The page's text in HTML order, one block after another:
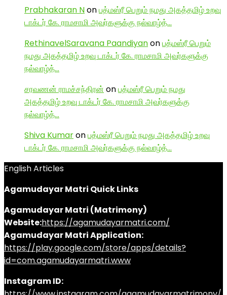
Prabhakaran Nonபத்மஸ்ரீ பெறும் நமது அகத்தமிழ் உறவு
டாக்டர் கே. ராமசாமி அவர்களுக்கு நல்வாழ்த்…
RethinavelSaravana Paandiyanonபத்மஸ்ரீ பெறும்
நமது அகத்தமிழ் உறவு டாக்டர் கே. ராமசாமி அவர்களுக்கு
நல்வாழ்த்…
சரவணன் ராமச்சந்திரன் onபத்மஸ்ரீ பெறும் நமது
அகத்தமிழ் உறவு டாக்டர் கே. ராமசாமி அவர்களுக்கு
நல்வாழ்த்…
Shiva Kumaronபத்மஸ்ரீ பெறும் நமது அகத்தமிழ் உறவு
டாக்டர் கே. ராமசாமி அவர்களுக்கு நல்வாழ்த்…
English Articles
Agamudayar Matri Quick Links
Agamudayar Matri (Matrimony)
Website:https://agamudayarmatri.com/
Agamudayar Matri Application:
https://play.google.com/store/apps/details?
id=com.agamudayarmatri.www
Instagram ID: